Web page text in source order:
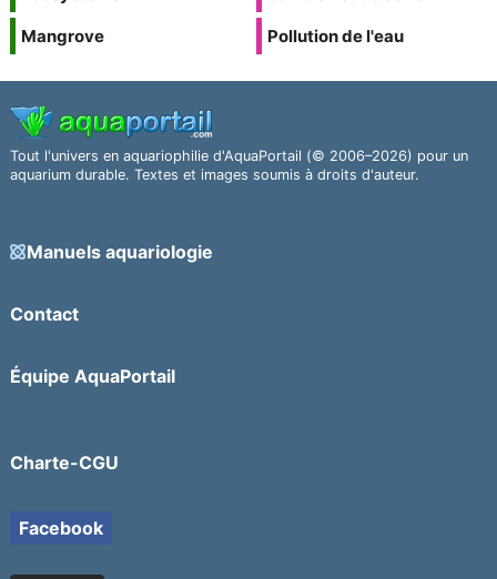
Mangrove
Pollution de l'eau
Tout l'univers en aquariophilie d'AquaPortail (© 2006–2026) pour un
aquarium durable. Textes et images soumis à droits d'auteur.
Manuels aquariologie
Contact
Équipe AquaPortail
Charte-CGU
Facebook